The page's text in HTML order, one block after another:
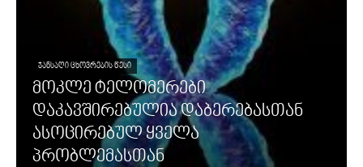
ᲯᲐᲜᲡᲐᲦᲘ ᲪᲮᲝᲕᲠᲔᲑᲘᲡ ᲬᲔᲡᲘ
მოკლე ტელომერები
დაკავშირებულია დაბერებასთან
ასოცირებულ ყველა
პრობლემასთან